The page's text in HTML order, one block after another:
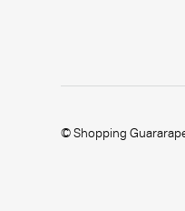
© Shopping